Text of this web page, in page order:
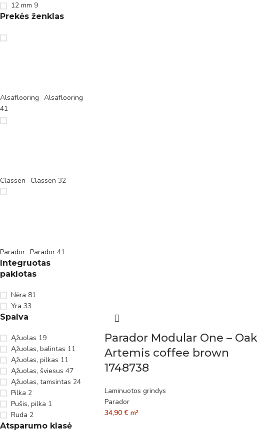
12 mm 9
Prekės ženklas
Alsaflooring Alsaflooring
41
Classen Classen 32
Parador Parador 41
Integruotas
paklotas
Nėra 81
Yra 33
Spalva
Ąžuolas 19
Ąžuolas, balintas 11
Ąžuolas, pilkas 11
Ąžuolas, šviesus 47
Ąžuolas, tamsintas 24
Pilka 2
Pušis, pilka 1
Ruda 2
Atsparumo klasė
Parador Modular One – Oak
Artemis coffee brown
1748738
Laminuotos grindys
Parador
34,90 € m²